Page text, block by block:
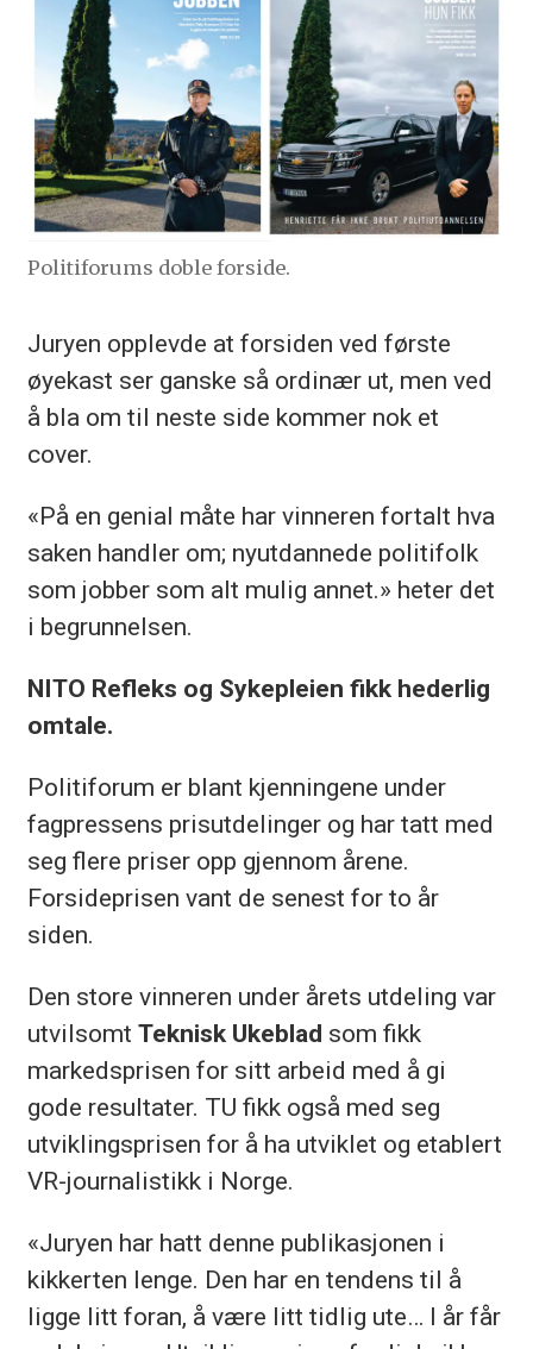
Politiforums doble forside.
Juryen opplevde at forsiden ved første
øyekast ser ganske så ordinær ut, men ved
å bla om til neste side kommer nok et
cover.
«På en genial måte har vinneren fortalt hva
saken handler om; nyutdannede politifolk
som jobber som alt mulig annet.» heter det
i begrunnelsen.
NITO Refleks og Sykepleien fikk hederlig
omtale.
Politiforum er blant kjenningene under
fagpressens prisutdelinger og har tatt med
seg flere priser opp gjennom årene.
Forsideprisen vant de senest for to år
siden.
Den store vinneren under årets utdeling var
utvilsomt Teknisk Ukeblad som fikk
markedsprisen for sitt arbeid med å gi
gode resultater. TU fikk også med seg
utviklingsprisen for å ha utviklet og etablert
VR-journalistikk i Norge.
«Juryen har hatt denne publikasjonen i
kikkerten lenge. Den har en tendens til å
ligge litt foran, å være litt tidlig ute… I år får